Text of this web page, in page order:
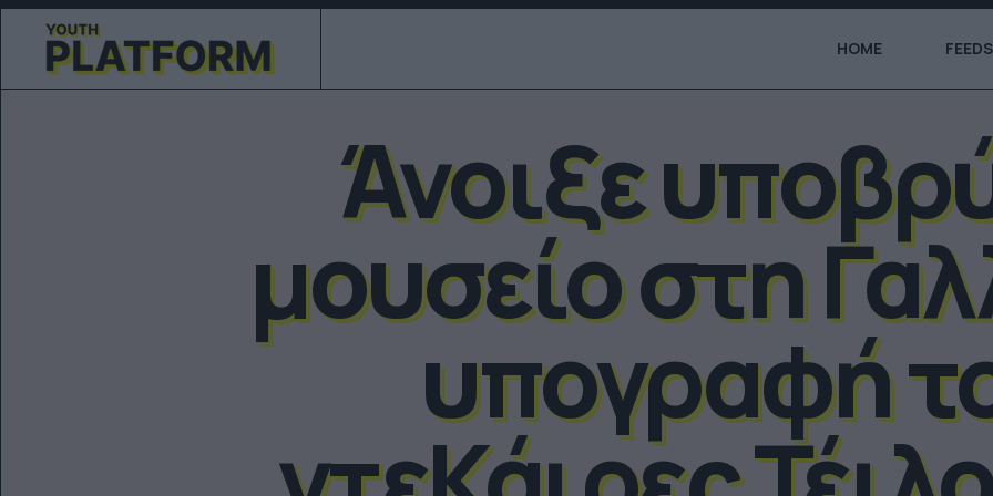
HOME FEEDS
Άνοιξε
μουσείο στη
υπογραφή